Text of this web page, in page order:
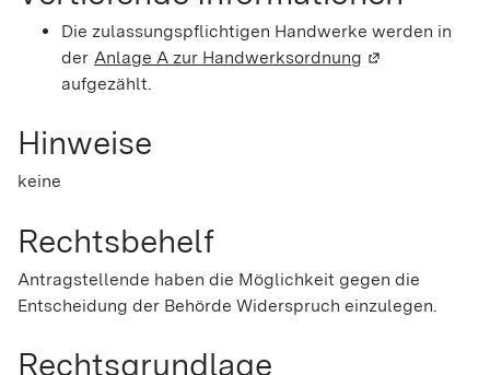
Die zulassungspflichtigen Handwerke werden in
der Anlage A zur Handwerksordnung (Wird in
aufgezählt.
Hinweise
keine
Rechtsbehelf
Antragstellende haben die Möglichkeit gegen die
Entscheidung der Behörde Widerspruch einzulegen.
Rechtsgrundlage